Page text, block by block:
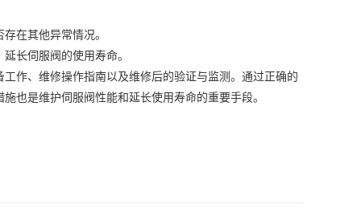
在其他异常情况。
长伺服阀的使用寿命。
、维修操作指南以及维修后的验证与监测。通过正确的
也是维护伺服阀性能和延长使用寿命的重要手段。